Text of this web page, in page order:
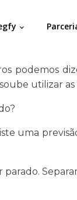
podemos
utilizar
uma